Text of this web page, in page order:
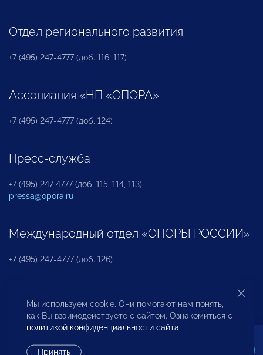
Отдел регионального развития
+7 (495) 247-4777 (доб. 116, 117)
Ассоциация «НП «ОПОРА»
+7 (495) 247-4777 (доб. 124)
Пресс-служба
+7 (495) 247 4777 (доб. 115, 114, 113)
pressa@opora.ru
Международный отдел «ОПОРЫ РОССИИ»
+7 (495) 247-4777 (доб. 126)
Бюро по защите прав предпринимателей и
инвесторов
Мы используем cookie. Они помогают нам понять,
как Вы взаимодействуете с сайтом. Ознакомиться с
политикой конфиденциальности сайта.
Принять